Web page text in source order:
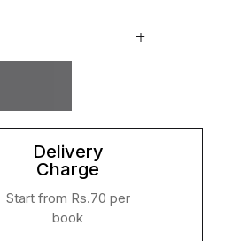
Delivery
Charge
Start from Rs.70 per
book